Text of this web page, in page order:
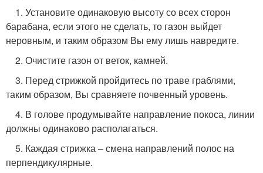
1. Установите одинаковую высоту со всех сторон
барабана, если этого не сделать, то газон выйдет
неровным, и таким образом Вы ему лишь навредите.
2. Очистите газон от веток, камней.
3. Перед стрижкой пройдитесь по траве граблями,
таким образом, Вы сравняете почвенный уровень.
4. В голове продумывайте направление покоса, линии
должны одинаково располагаться.
5. Каждая стрижка – смена направлений полос на
перпендикулярные.